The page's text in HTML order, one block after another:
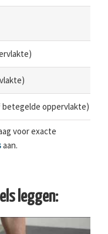
betegelde oppervlakte)
voor exacte
aan.
leggen: